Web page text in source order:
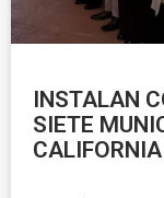
INSTALAN
SIETE
CALIFORNIA